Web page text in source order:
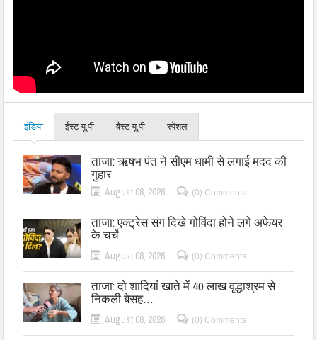
इंडिया ईस्ट यू.पी वैस्ट यू.पी स्पेशल
ताजा: ऋषभ पंत ने सीएम धामी से लगाई मदद की
गुहार
August 08, 2026 (0) Comments
ताजा: एक्ट्रेस संग दिखे गोविंदा होने लगे अफेयर
के चर्चे
August 08, 2026 (0) Comments
ताजा: दो शादियां खाते में 40 लाख वृद्धाश्रम से
निकली बेसह…
August 08, 2026 (0) Comments